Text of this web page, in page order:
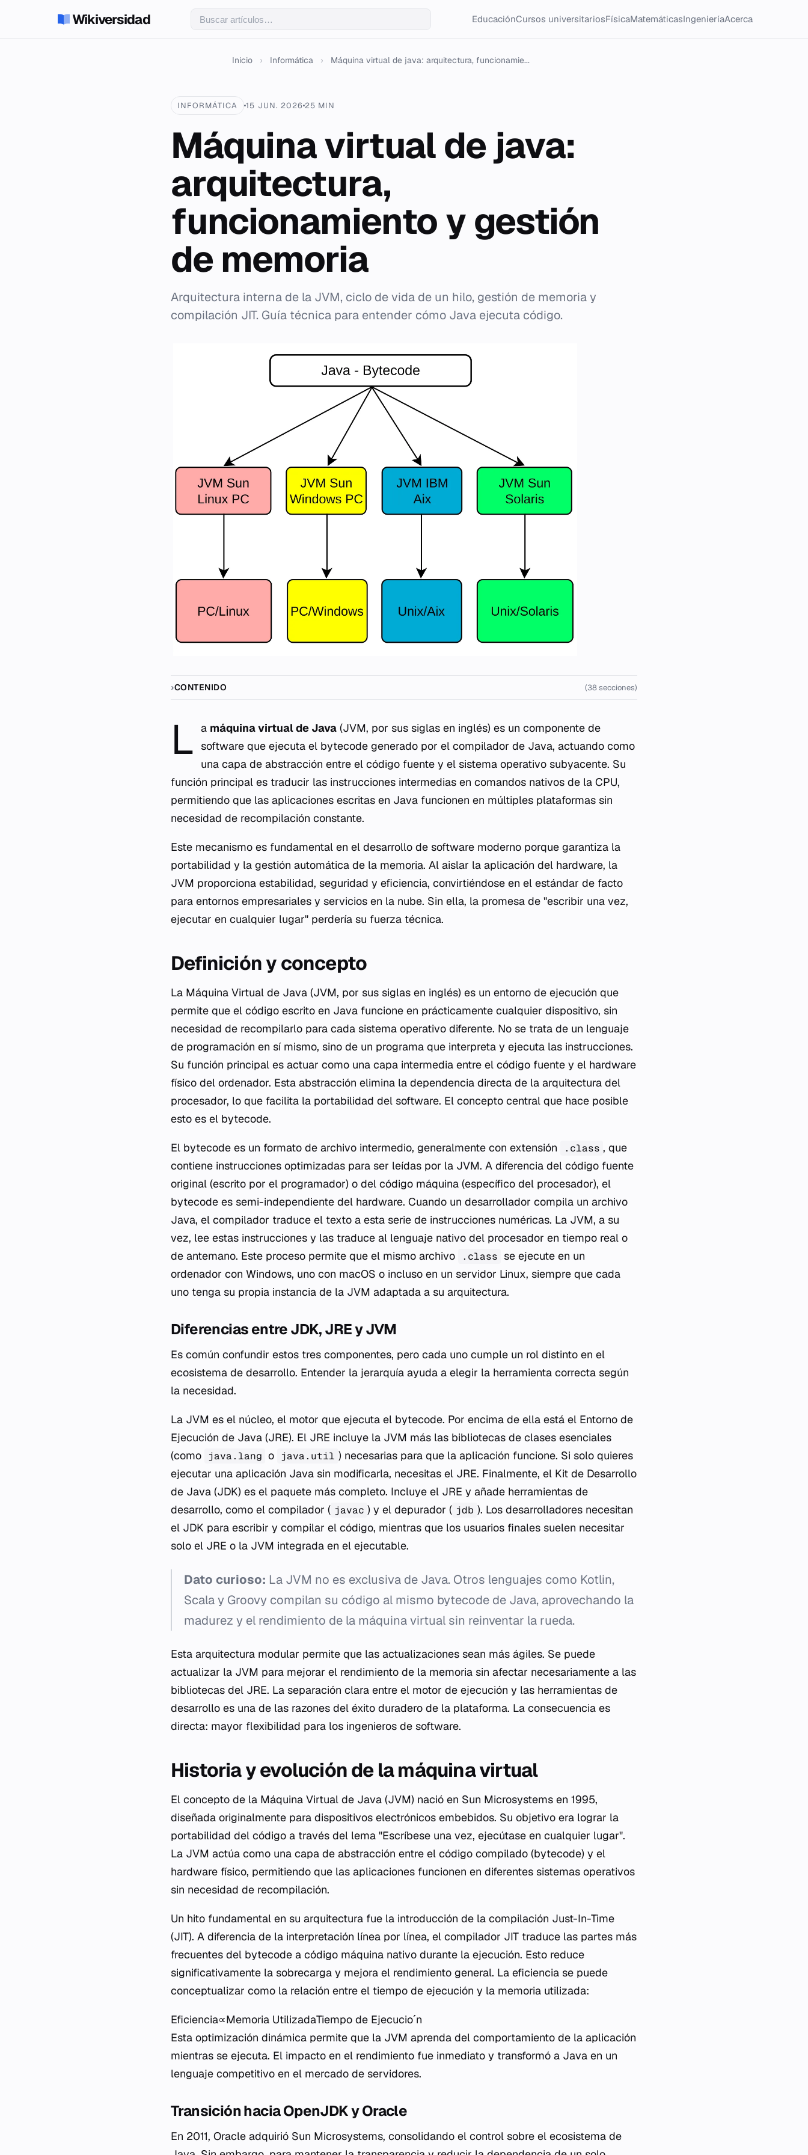
Wikiversidad EducaciónCursos universitariosFísicaMatemáticasIngenieríaAcerca
Inicio › Informática › Máquina virtual de java: arquitectura, funcionamie...
INFORMÁTICA 15 JUN. 2026 25 MIN
Máquina virtual de java:
arquitectura,
funcionamiento y gestión
de memoria
Arquitectura interna de la JVM, ciclo de vida de un hilo, gestión de memoria y
compilación JIT. Guía técnica para entender cómo Java ejecuta código.
CONTENIDO (38 secciones)
L a máquina virtual de Java (JVM, por sus siglas en inglés) es un componente de
software que ejecuta el bytecode generado por el compilador de Java, actuando como
una capa de abstracción entre el código fuente y el sistema operativo subyacente. Su
función principal es traducir las instrucciones intermedias en comandos nativos de la CPU,
permitiendo que las aplicaciones escritas en Java funcionen en múltiples plataformas sin
necesidad de recompilación constante.
Este mecanismo es fundamental en el desarrollo de software moderno porque garantiza la
portabilidad y la gestión automática de la memoria. Al aislar la aplicación del hardware, la
JVM proporciona estabilidad, seguridad y eficiencia, convirtiéndose en el estándar de facto
para entornos empresariales y servicios en la nube. Sin ella, la promesa de "escribir una vez,
ejecutar en cualquier lugar" perdería su fuerza técnica.
Definición y concepto
La Máquina Virtual de Java (JVM, por sus siglas en inglés) es un entorno de ejecución que
permite que el código escrito en Java funcione en prácticamente cualquier dispositivo, sin
necesidad de recompilarlo para cada sistema operativo diferente. No se trata de un lenguaje
de programación en sí mismo, sino de un programa que interpreta y ejecuta las instrucciones.
Su función principal es actuar como una capa intermedia entre el código fuente y el hardware
físico del ordenador. Esta abstracción elimina la dependencia directa de la arquitectura del
procesador, lo que facilita la portabilidad del software. El concepto central que hace posible
esto es el bytecode.
El bytecode es un formato de archivo intermedio, generalmente con extensión .class , que
contiene instrucciones optimizadas para ser leídas por la JVM. A diferencia del código fuente
original (escrito por el programador) o del código máquina (específico del procesador), el
bytecode es semi-independiente del hardware. Cuando un desarrollador compila un archivo
Java, el compilador traduce el texto a esta serie de instrucciones numéricas. La JVM, a su
vez, lee estas instrucciones y las traduce al lenguaje nativo del procesador en tiempo real o
de antemano. Este proceso permite que el mismo archivo
.class se ejecute en un
ordenador con Windows, uno con macOS o incluso en un servidor Linux, siempre que cada
uno tenga su propia instancia de la JVM adaptada a su arquitectura.
Diferencias entre JDK, JRE y JVM
Es común confundir estos tres componentes, pero cada uno cumple un rol distinto en el
ecosistema de desarrollo. Entender la jerarquía ayuda a elegir la herramienta correcta según
la necesidad.
La JVM es el núcleo, el motor que ejecuta el bytecode. Por encima de ella está el Entorno de
Ejecución de Java (JRE). El JRE incluye la JVM más las bibliotecas de clases esenciales
(como
java.lang o java.util ) necesarias para que la aplicación funcione. Si solo quieres
ejecutar una aplicación Java sin modificarla, necesitas el JRE. Finalmente, el Kit de Desarrollo
de Java (JDK) es el paquete más completo. Incluye el JRE y añade herramientas de
desarrollo, como el compilador ( javac ) y el depurador ( jdb ). Los desarrolladores necesitan
el JDK para escribir y compilar el código, mientras que los usuarios finales suelen necesitar
solo el JRE o la JVM integrada en el ejecutable.
Dato curioso: La JVM no es exclusiva de Java. Otros lenguajes como Kotlin,
Scala y Groovy compilan su código al mismo bytecode de Java, aprovechando la
madurez y el rendimiento de la máquina virtual sin reinventar la rueda.
Esta arquitectura modular permite que las actualizaciones sean más ágiles. Se puede
actualizar la JVM para mejorar el rendimiento de la memoria sin afectar necesariamente a las
bibliotecas del JRE. La separación clara entre el motor de ejecución y las herramientas de
desarrollo es una de las razones del éxito duradero de la plataforma. La consecuencia es
directa: mayor flexibilidad para los ingenieros de software.
Historia y evolución de la máquina virtual
El concepto de la Máquina Virtual de Java (JVM) nació en Sun Microsystems en 1995,
diseñada originalmente para dispositivos electrónicos embebidos. Su objetivo era lograr la
portabilidad del código a través del lema "Escríbese una vez, ejecútase en cualquier lugar".
La JVM actúa como una capa de abstracción entre el código compilado (bytecode) y el
hardware físico, permitiendo que las aplicaciones funcionen en diferentes sistemas operativos
sin necesidad de recompilación.
Un hito fundamental en su arquitectura fue la introducción de la compilación Just-In-Time
(JIT). A diferencia de la interpretación línea por línea, el compilador JIT traduce las partes más
frecuentes del bytecode a código máquina nativo durante la ejecución. Esto reduce
significativamente la sobrecarga y mejora el rendimiento general. La eficiencia se puede
conceptualizar como la relación entre el tiempo de ejecución y la memoria utilizada:
Eficiencia∝Memoria UtilizadaTiempo de Ejecucioˊn​
Esta optimización dinámica permite que la JVM aprenda del comportamiento de la aplicación
mientras se ejecuta. El impacto en el rendimiento fue inmediato y transformó a Java en un
lenguaje competitivo en el mercado de servidores.
Transición hacia OpenJDK y Oracle
En 2011, Oracle adquirió Sun Microsystems, consolidando el control sobre el ecosistema de